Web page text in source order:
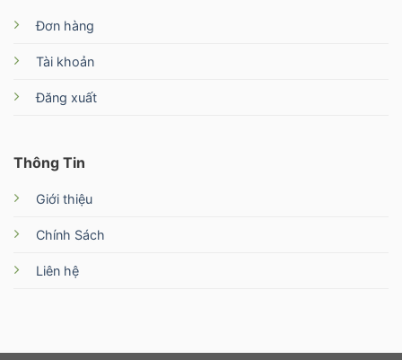
Đơn hàng
Tài khoản
Đăng xuất
Thông Tin
Giới thiệu
Chính Sách
Liên hệ